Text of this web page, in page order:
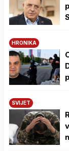
HRONIKA
SVIJET